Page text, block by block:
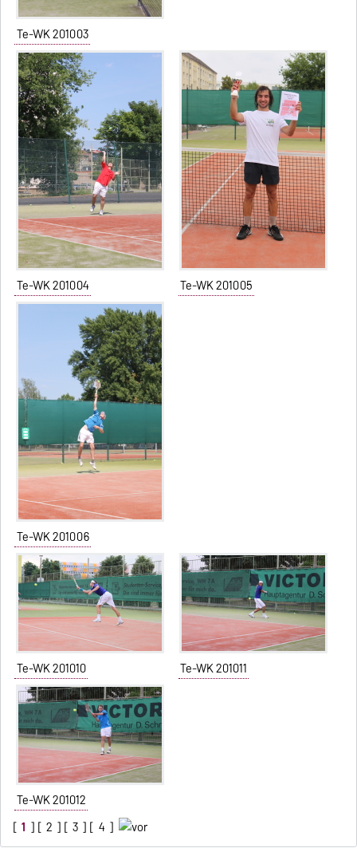
Te-WK 201003
Te-WK 201004 Te-WK 201005
Te-WK 201006
Te-WK 201010 Te-WK 201011
Te-WK 201012
[ 1 ] [ 2 ] [ 3 ] [ 4 ]